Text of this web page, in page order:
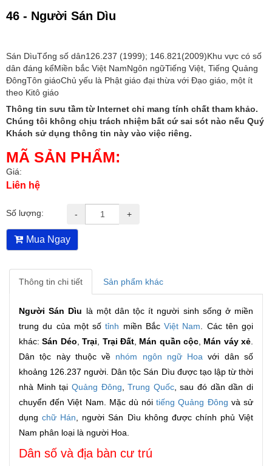
46 - Người Sán Dìu
Sán DìuTổng số dân126.237 (1999); 146.821(2009)Khu vực có số
dân đáng kểMiền bắc Việt NamNgôn ngữTiếng Việt, Tiếng Quảng
ĐôngTôn giáoChủ yếu là Phật giáo đại thừa với Đạo giáo, một ít
theo Kitô giáo
Thông tin sưu tầm từ Internet chỉ mang tính chất tham khảo.
Chúng tôi không chịu trách nhiệm bất cứ sai sót nào nếu Quý
Khách sử dụng thông tin này vào việc riêng.
MÃ SẢN PHẨM:
Giá:
Liên hệ
Số lượng: - +
Mua Ngay
Thông tin chi tiết Sản phẩm khác
Người Sán Dìu là một dân tộc ít người sinh sống ở miền
trung du của một sốtỉnh miền Bắc Việt Nam . Các tên gọi
khác:Sán Déo ,Trại Trại Đất, Mán quần cộc, Mán váy xẻ
Dân tộc này thuộc về nhóm ngôn ngữ Hoa với dân số
khoảng 126.237 người. Dân tộc Sán Dìu được tạo lập từ thời
nhà Minh tại Quảng Đông ,Trung Quốc, sau đó dần dần di
chuyển đến Việt Nam. Mặc dù nóitiếng Quảng Đông và sử
dụngchữ Hán , người Sán Dìu không được chính phủ Việt
Nam phân loại là người Hoa.
Dân số và địa bàn cư trú